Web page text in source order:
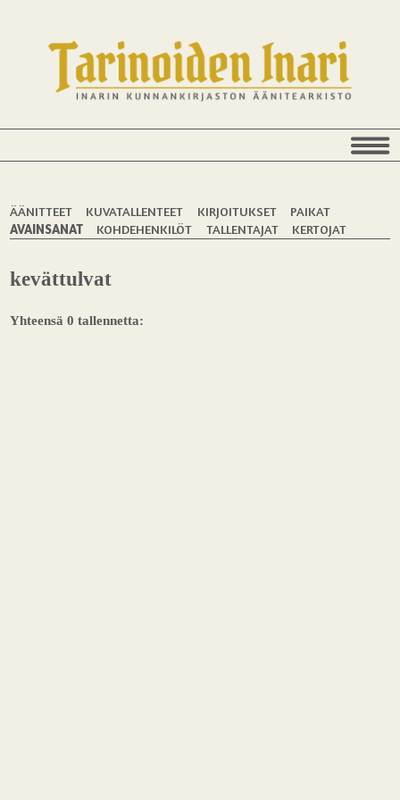
ÄÄNITTEET KUVATALLENTEET KIRJOITUKSET
PAIKAT
AVAINSANAT
KOHDEHENKILÖT TALLENTAJAT KERTOJAT
kevättulvat
Yhteensä 0 tallennetta: